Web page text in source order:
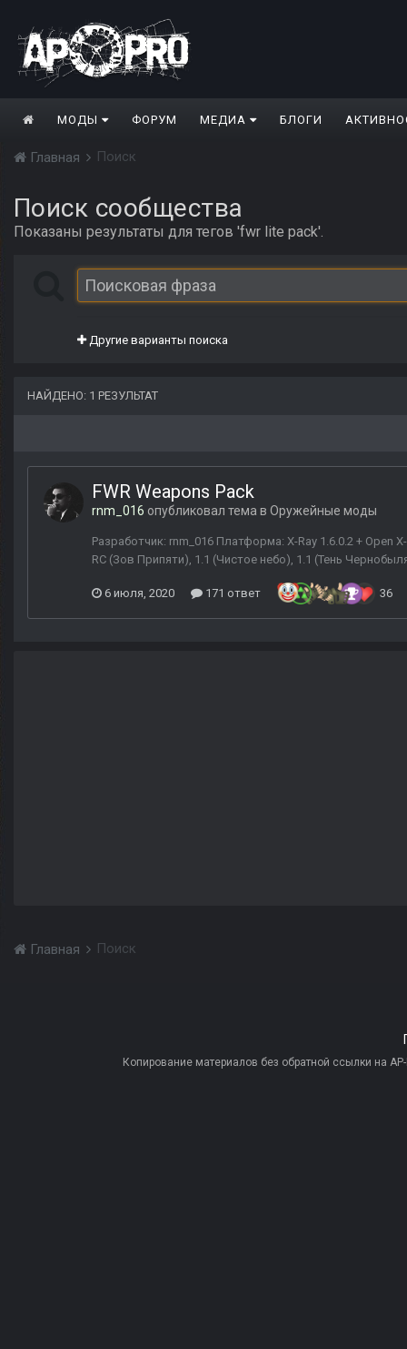
МОДЫ ФОРУМ МЕДИА БЛОГИ
Главная Поиск
Поиск сообщества
Показаны результаты для тегов 'fwr lite pack'.
Другие варианты поиска
НАЙДЕНО: 1 РЕЗУЛЬТАТ
FWR Weapons Pack
rnm_016 опубликовал тема в Оружейные моды
Разработчик: rnm_016 Платформа: X-Ray 1.6.0.2 + Open
RC (Зов Припяти), 1.1 (Чистое небо), 1.1 (Тень
6 июля, 2020 171 ответ 36
Главная Поиск
Копирование материалов без обратной ссылки на